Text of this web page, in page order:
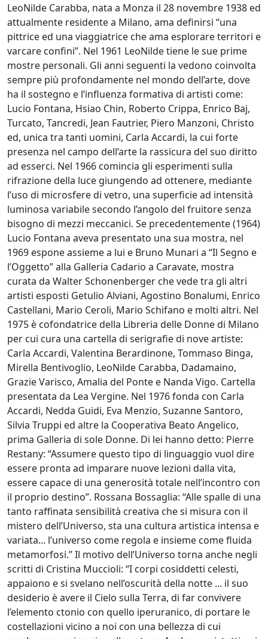
Mattia
Barone
Maria
Basile
Giuliana
Bellini
Franco
Beraldo
Augusto
Bianchet
Riccardo
Boesso
Ivana
Bomben
Walter
Bortolossi
Andrea
Boscaro
Rikkardo
Brunetti
Nilo
Cabai
Alessandro
LeoNilde Carabba, nata a Monza il 28 novembre 1938 ed
attualmente residente a Milano, ama definirsi “una
pittrice ed una viaggiatrice che ama esplorare territori e
varcare confini”. Nel 1961 LeoNilde tiene le sue prime
mostre personali. Gli anni seguenti la vedono coinvolta
sempre più profondamente nel mondo dell’arte, dove
ha il sostegno e l’influenza formativa di artisti come:
Lucio Fontana, Hsiao Chin, Roberto Crippa, Enrico Baj,
Turcato, Tancredi, Jean Fautrier, Piero Manzoni, Christo
ed, unica tra tanti uomini, Carla Accardi, la cui forte
presenza nel campo dell’arte la rassicura del suo diritto
ad esserci. Nel 1966 comincia gli esperimenti sulla
rifrazione della luce giungendo ad ottenere, mediante
l’uso di microsfere di vetro, una superficie ad intensità
luminosa variabile secondo l’angolo del fruitore senza
bisogno di mezzi meccanici. Se precedentemente (1964)
Lucio Fontana aveva presentato una sua mostra, nel
1969 espone assieme a lui e Bruno Munari a “Il Segno e
l’Oggetto” alla Galleria Cadario a Caravate, mostra
curata da Walter Schonenberger che vede tra gli altri
artisti esposti Getulio Alviani, Agostino Bonalumi, Enrico
Castellani, Mario Ceroli, Mario Schifano e molti altri. Nel
1975 è cofondatrice della Libreria delle Donne di Milano
per cui cura una cartella di serigrafie di nove artiste:
Carla Accardi, Valentina Berardinone, Tommaso Binga,
Mirella Bentivoglio, LeoNilde Carabba, Dadamaino,
Grazie Varisco, Amalia del Ponte e Nanda Vigo. Cartella
presentata da Lea Vergine. Nel 1976 fonda con Carla
Accardi, Nedda Guidi, Eva Menzio, Suzanne Santoro,
Silvia Truppi ed altre la Cooperativa Beato Angelico,
prima Galleria di sole Donne. Di lei hanno detto: Pierre
Restany: “Assumere questo tipo di linguaggio vuol dire
essere pronta ad imparare nuove lezioni dalla vita,
essere capace di una generosità totale nell’incontro con
il proprio destino”. Rossana Bossaglia: “Alle spalle di una
tanto raffinata sensibilità creativa che si misura con il
mistero dell’Universo, sta una cultura artistica intensa e
variata... l’universo come regola e insieme come fluida
metamorfosi.” Il motivo dell’Universo torna anche negli
scritti di Cristina Muccioli: “I corpi cosiddetti celesti,
appaiono e si svelano nell’oscurità della notte ... il suo
desiderio è avere il Cielo sulla Terra, di far convivere
l’elemento ctonio con quello iperuranico, di portare le
costellazioni vicino a noi con una bellezza di cui